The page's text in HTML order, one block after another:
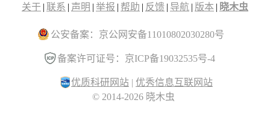
关于 | 联系 | 声明 | 举报 | 帮助 | 反馈 | 导航 | 版本 | 晓木虫
公安备案：京公网安备11010802030280号
备案许可证号：京ICP备19032535号-4
优质科研网站 | 优秀信息互联网站
© 2014-2026 晓木虫